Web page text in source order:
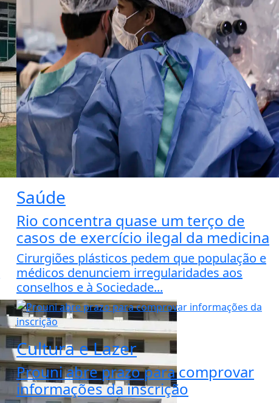
Saúde
Rio concentra quase um terço de
casos de exercício ilegal da medicina
Cirurgiões plásticos pedem que população e
médicos denunciem irregularidades aos
conselhos e à Sociedade...
Cultura e Lazer
Prouni abre prazo para comprovar
informações da inscrição